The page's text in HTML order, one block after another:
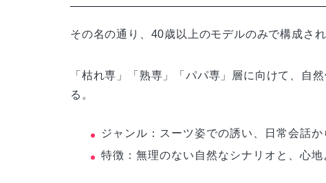
その名の通り、40歳以上のモデルのみで構成さ
「枯れ専」「熟専」「パパ専」層に向けて、自
る。
ジャンル：スーツ姿での誘い、日常会話
特徴：無理のない自然なシナリオと、心地